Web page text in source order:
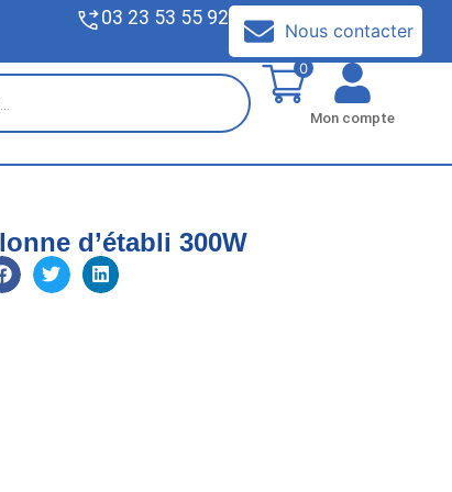
03 23 53 55 92
Nous contacter
0
Mon compte
d’établi 300W